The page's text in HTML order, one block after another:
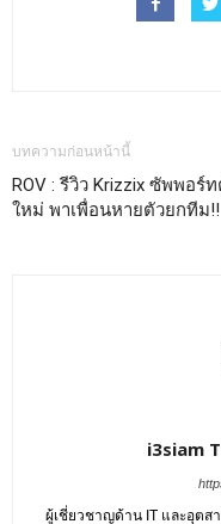
บทความก่อนหน้านี้
ROV : รีวิว Krizzix ซัพพอร์
ใหม่ พาเพื่อนหายตัวยกทีม!!
i3siam
ผู้เชี่ยวชาญด้าน IT และอุตส